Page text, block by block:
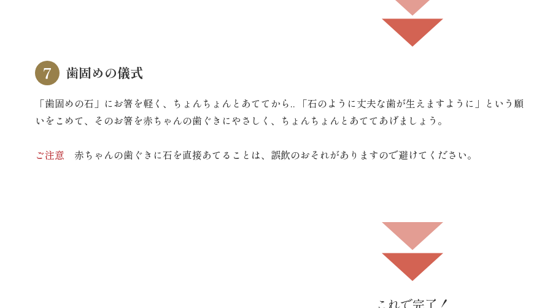
歯固めの儀式
「歯固めの石」にお箸を軽く、ちょんちょんとあててから.. 「石のように丈夫な歯が生えますように」という願
いをこめて、そのお箸を赤ちゃんの歯ぐきにやさしく、ちょんちょんとあててあげましょう。
ご注意 赤ちゃんの歯ぐきに石を直接あてることは、誤飲のおそれがありますので避けてください。
これで完了！